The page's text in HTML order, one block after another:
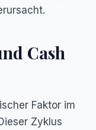
Cash
Faktor im
Zyklus